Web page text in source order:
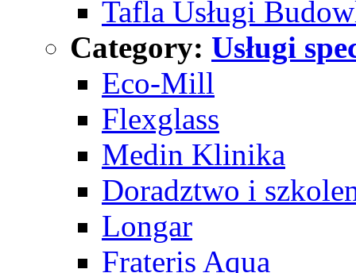
Tafla Usługi
Category: Usługi
Eco-Mill
Flexglass
Medin Klinika
Doradztwo i
Longar
Frateris Aqua